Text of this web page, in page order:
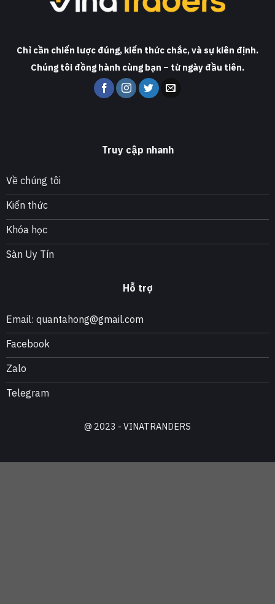
Chỉ cần chiến lược đúng, kiến thức chắc, và sự kiên định.
Chúng tôi đồng hành cùng bạn – từ ngày đầu tiên.
Truy cập nhanh
Về chúng tôi
Kiến thức
Khóa học
Sàn Uy Tín
Hỗ trợ
Email: quantahong@gmail.com
Facebook
Zalo
Telegram
@ 2023 - VINATRANDERS